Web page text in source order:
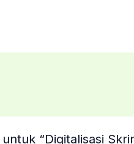
“Digitalisasi